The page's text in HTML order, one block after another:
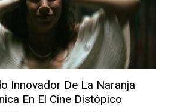
Innovador De La Naranja
En El Cine Distópico